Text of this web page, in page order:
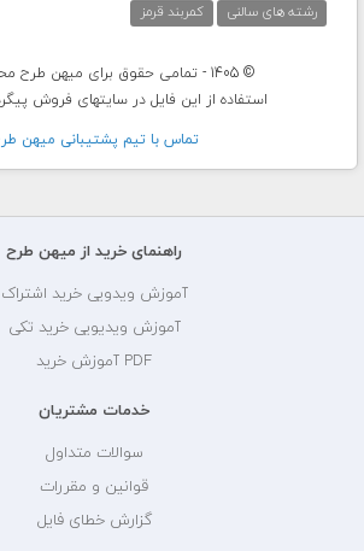
رشته های سالنی
کمربند قرمز
© 1405 - تمامی حقوق برای میهن طرح محفوظ است.
استفاده از این فایل در سایتهای فروش
تماس با تيم پشتيبانی ميهن
راهنمای خرید از میهن طرح
آموزش ویدویی خرید اشتراک
آموزش ویدیویی خرید تکی
PDF آموزش خرید
خدمات مشتریان
سوالات متداول
قوانین و مقررات
گزارش خطای فایل